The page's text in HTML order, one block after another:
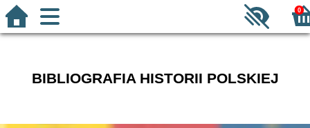
0
BIBLIOGRAFIA HISTORII POLSKIEJ